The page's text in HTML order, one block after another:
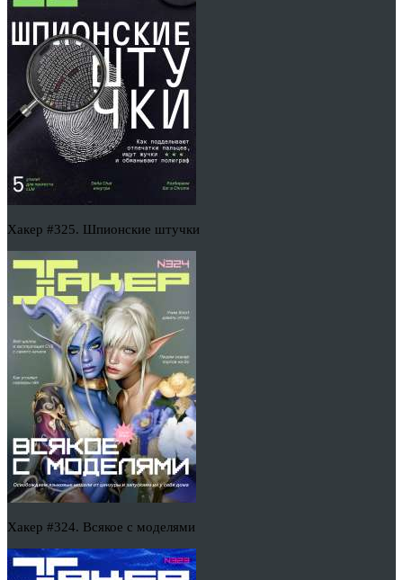
Хакер #325. Шпионские штучки
Хакер #324. Всякое с моделями